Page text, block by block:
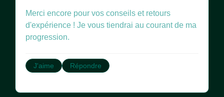
Merci encore pour vos conseils et retours
d'expérience ! Je vous tiendrai au courant de ma
progression.
J'aime Répondre